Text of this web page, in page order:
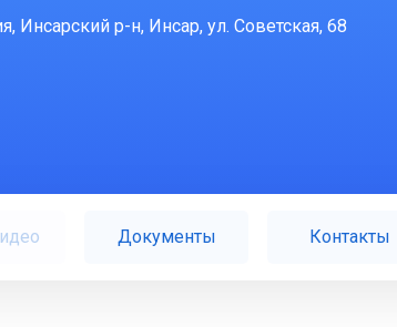
Инсарский р-н, Инсар, ул. Советская, 68
Документы Контакты